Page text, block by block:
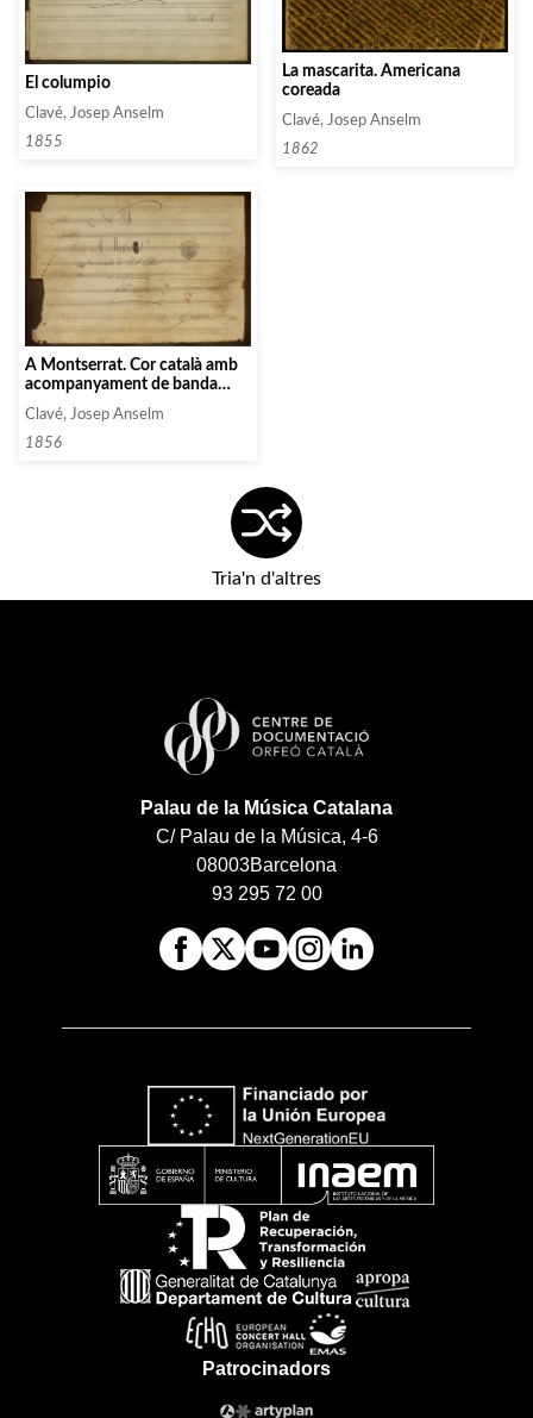
El columpio
Clavé, Josep Anselm
1855
La mascarita. Americana
coreada
Clavé, Josep Anselm
1862
A Montserrat. Cor català amb
acompanyament de banda
militar
Clavé, Josep Anselm
1856
Tria'n d'altres
Palau de la Música Catalana
C/ Palau de la Música, 4-6
08003Barcelona
93 295 72 00
Patrocinadors